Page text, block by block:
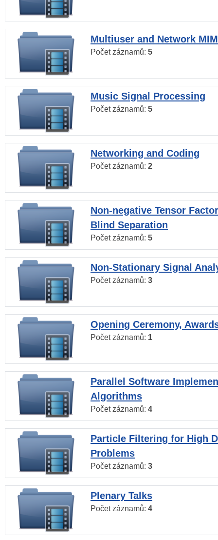
Multiuser and Network
Počet záznamů: 5
Music Signal Processing
Počet záznamů: 5
Networking and Coding
Počet záznamů: 2
Non-negative Tensor
Blind Separation
Počet záznamů: 5
Non-Stationary Signal
Počet záznamů: 3
Opening Ceremony,
Počet záznamů: 1
Parallel Software
Algorithms
Počet záznamů: 4
Particle Filtering for High
Problems
Počet záznamů: 3
Plenary Talks
Počet záznamů: 4